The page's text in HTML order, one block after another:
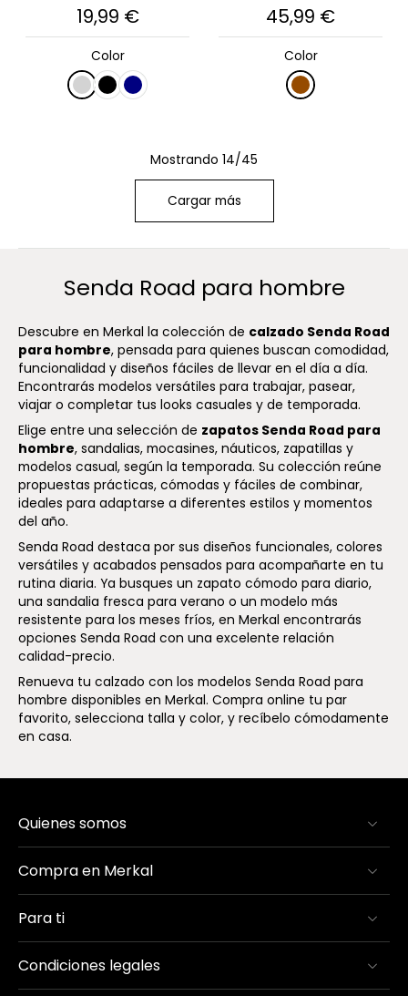
19,99 €
Color
45,99 €
Color
Mostrando 14/45
Cargar más
Senda Road para hombre
Descubre en Merkal la colección de calzado Senda Road
para hombre, pensada para quienes buscan comodidad,
funcionalidad y diseños fáciles de llevar en el día a día.
Encontrarás modelos versátiles para trabajar, pasear,
viajar o completar tus looks casuales y de temporada.
Elige entre una selección de zapatos Senda Road para
hombre, sandalias, mocasines, náuticos, zapatillas y
modelos casual, según la temporada. Su colección reúne
propuestas prácticas, cómodas y fáciles de combinar,
ideales para adaptarse a diferentes estilos y momentos
del año.
Senda Road destaca por sus diseños funcionales, colores
versátiles y acabados pensados para acompañarte en tu
rutina diaria. Ya busques un zapato cómodo para diario,
una sandalia fresca para verano o un modelo más
resistente para los meses fríos, en Merkal encontrarás
opciones Senda Road con una excelente relación
calidad-precio.
Renueva tu calzado con los modelos Senda Road para
hombre disponibles en Merkal. Compra online tu par
favorito, selecciona talla y color, y recíbelo cómodamente
en casa.
Quienes somos
Compra en Merkal
Para ti
Condiciones legales